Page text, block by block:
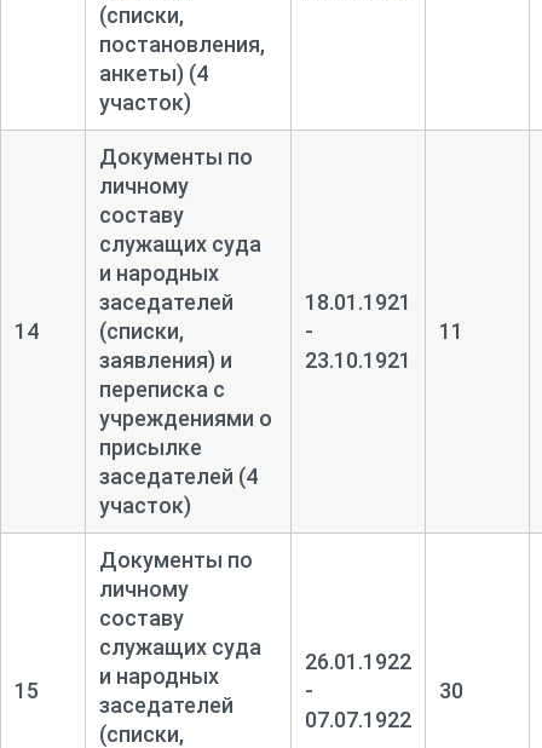
(списки,
постановления,
анкеты) (4
участок)
14
Документы по
личному
составу
служащих суда
и народных
заседателей
(списки,
заявления) и
переписка с
учреждениями о
присылке
заседателей (4
участок)
18.01.1921
-
23.10.1921
11
15
Документы по
личному
составу
служащих суда
и народных
заседателей
(списки,
26.01.1922
-
07.07.1922
30